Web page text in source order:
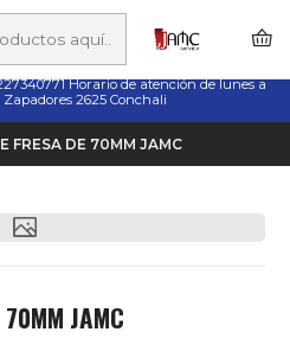
| Venta, Arriendo y Servicio
Horario de atención de lunes a
2625 Conchali
FRESA DE 70MM JAMC
70MM JAMC